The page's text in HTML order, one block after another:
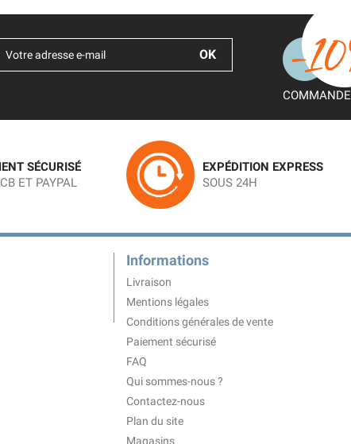
COMMANDE
SÉCURISÉ
ET PAYPAL
EXPÉDITION EXPRESS
SOUS 24H
Informations
Livraison
Mentions légales
Conditions générales de vente
Paiement sécurisé
FAQ
Qui sommes-nous ?
Contactez-nous
Plan du site
Magasins